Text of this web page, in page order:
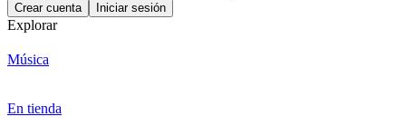
Crear cuenta Iniciar sesión
Explorar
Música
En tienda